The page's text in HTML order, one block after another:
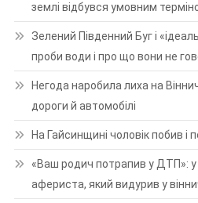
землі відбувся умовним
Зелений Південний Буг і
проби води і про що вони не
Негода наробила лиха на
дороги й автомобілі
На Гайсинщині чоловік побив і
«Ваш родич потрапив у ДТП»: у
афериста, який видурив у